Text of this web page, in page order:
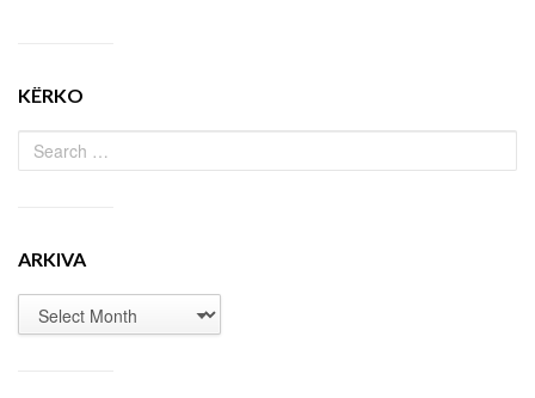
KËRKO
ARKIVA